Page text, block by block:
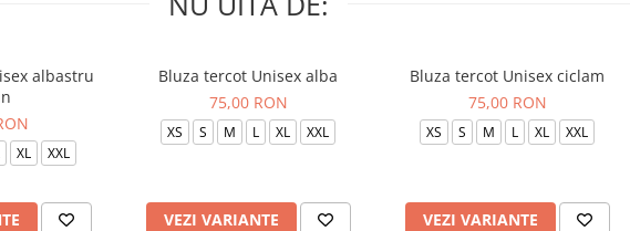
albastru
XL XXL
Bluza tercot Unisex alba
75,00 RON
XS S M L XL XXL
VEZI VARIANTE
Bluza tercot Unisex ciclam
75,00 RON
XS S M L XL XXL
VEZI VARIANTE